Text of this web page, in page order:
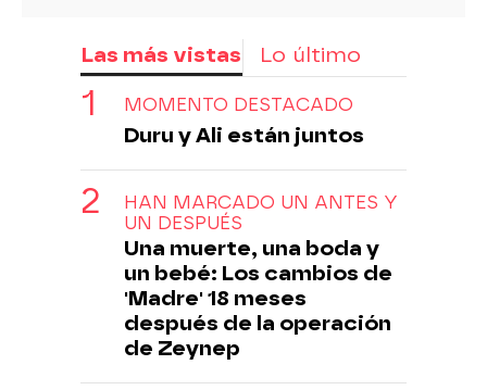
Las más vistas Lo último
MOMENTO DESTACADO
Duru y Ali están juntos
HAN MARCADO UN ANTES Y
UN DESPUÉS
Una muerte, una boda y
un bebé: Los cambios de
'Madre' 18 meses
después de la operación
de Zeynep